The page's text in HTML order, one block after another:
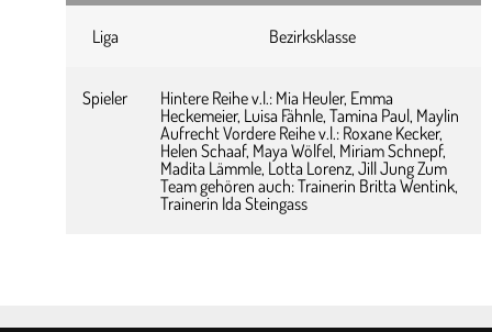
Liga Bezirksklasse
Spieler
Hintere Reihe v.l.: Mia Heuler, Emma
Heckemeier, Luisa Fähnle, Tamina Paul, Maylin
Aufrecht Vordere Reihe v.l.: Roxane Kecker,
Helen Schaaf, Maya Wölfel, Miriam Schnepf,
Madita Lämmle, Lotta Lorenz, Jill Jung Zum
Team gehören auch: Trainerin Britta Wentink,
Trainerin Ida Steingass